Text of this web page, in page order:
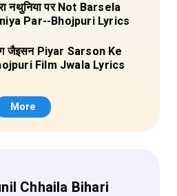
नथुनिया पर Not Barsela
Par--Bhojpuri Lyrics
Sarson Ke
Film Jwala Lyrics
More
Chhaila Bihari